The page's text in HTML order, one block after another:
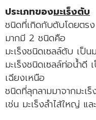
ประเภทของมะเร็งตับ
ชนิดที่เกิดกับตับโดยตร
มากมี 2 ชนิดคือ
มะเร็งชนิดเซลล์ตับ เป็
มะเร็งชนิดเซลล์ท่อน้ำดี
เฉียงเหนือ
ชนิดที่ลุกลามมาจากมะเ
เช่น มะเร็งลำไส้ใหญ่ แ